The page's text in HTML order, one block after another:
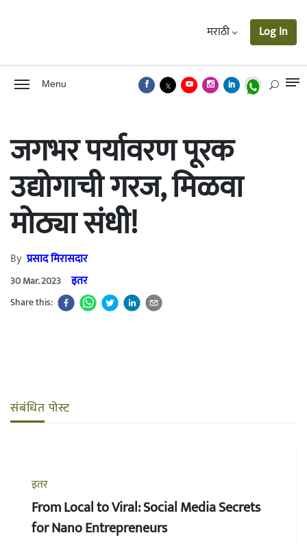
मराठी Log In
Menu
जगभर पर्यावरण पूरक
उद्योगाची गरज, मिळवा
मोठ्या संधी!
Byप्रसाद मिरासदार
30 Mar. 2023 इतर
Share this:
संबंधित पोस्ट
इतर
From Local to Viral: Social Media Secrets
for Nano Entrepreneurs